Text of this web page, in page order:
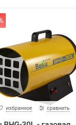
избранное сравнить